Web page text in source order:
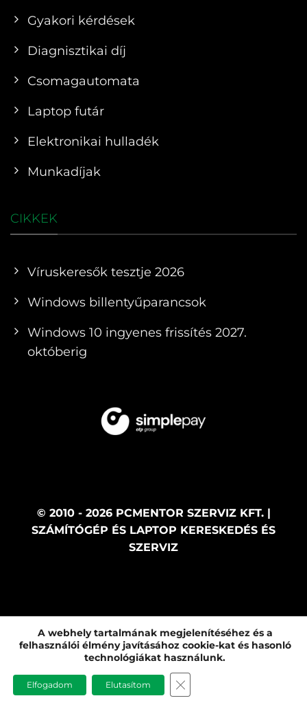
Gyakori kérdések
Diagnisztikai díj
Csomagautomata
Laptop futár
Elektronikai hulladék
Munkadíjak
CIKKEK
Víruskeresők tesztje 2026
Windows billentyűparancsok
Windows 10 ingyenes frissítés 2027.
októberig
© 2010 - 2026 PCMENTOR SZERVIZ KFT. |
SZÁMÍTÓGÉP ÉS LAPTOP KERESKEDÉS ÉS
SZERVIZ
A webhely tartalmának megjelenítéséhez és a
felhasználói élmény javításához cookie-kat és hasonló
technológiákat használunk.
Elfogadom Elutasítom CLOSE GDPR COOKIE